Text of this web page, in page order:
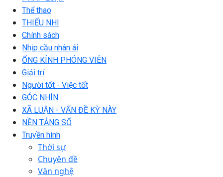
Thể thao
THIẾU NHI
Chính sách
Nhịp cầu nhân ái
ỐNG KÍNH PHÓNG VIÊN
Giải trí
Người tốt - Việc tốt
GÓC NHÌN
XÃ LUẬN - VẤN ĐỀ KỲ NÀY
NỀN TẢNG SỐ
Truyền hình
Thời sự
Chuyên đề
Văn nghệ